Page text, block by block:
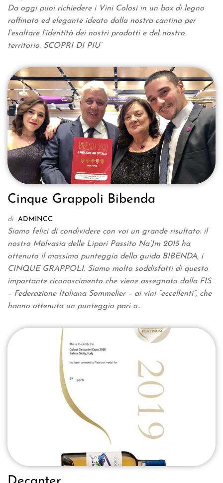
Da oggi puoi richiedere i Vini Colosi in un box di legno
raffinato ed elegante ideato dalla nostra cantina per
l’esaltare l’identità dei nostri prodotti e del nostro
territorio. SCOPRI DI PIU’
Cinque Grappoli Bibenda
di ADMINCC
Siamo felici di condividere con voi un grande risultato: il
nostro Malvasia delle Lipari Passito Na’Jm 2015 ha
ottenuto il massimo punteggio della guida BIBENDA, i
CINQUE GRAPPOLI. Siamo molto soddisfatti di questo
importante riconoscimento che viene assegnato dalla FIS
– Federazione Italiana Sommelier – ai vini “eccellenti”, che
hanno ottenuto un punteggio pari o…